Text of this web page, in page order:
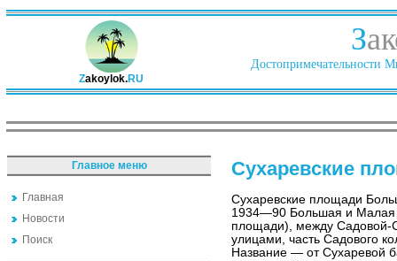
Zakoylok.RU
З
Достопримечательности
Главное меню
Главная
Новости
Поиск
Сухаревские
Сухаревские площади
1934—90 Большая и Малая
площади), между Садовой-
улицами, часть Садового
Название — от Сухаревой